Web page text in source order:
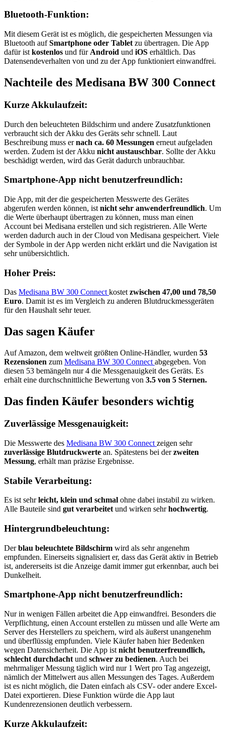
Bluetooth-Funktion:
Mit diesem Gerät ist es möglich, die gespeicherten Messungen via
Bluetooth aufSmartphone oder Tablet zu übertragen. Die App
dafür ist kostenlos und für Android und iOS erhältlich. Das
Datensendeverhalten von und zu der App funktioniert einwandfrei.
Nachteile des Medisana BW 300 Connect
Kurze Akkulaufzeit:
Durch den beleuchteten Bildschirm und andere Zusatzfunktionen
verbraucht sich der Akku des Geräts sehr schnell. Laut
Beschreibung muss ernach ca. 60 Messungen erneut aufgeladen
werden. Zudem ist der Akku nicht austauschbar. Sollte der Akku
beschädigt werden, wird das Gerät dadurch unbrauchbar.
Smartphone-App nicht benutzerfreundlich:
Die App, mit der die gespeicherten Messwerte des Gerätes
abgerufen werden können, ist nicht sehr anwenderfreundlich. Um
die Werte überhaupt übertragen zu können, muss man einen
Account bei Medisana erstellen und sich registrieren. Alle Werte
werden dadurch auch in der Cloud von Medisana gespeichert. Viele
der Symbole in der App werden nicht erklärt und die Navigation ist
sehr unübersichtlich.
Hoher Preis:
Das Medisana BW 300 Connectkostetzwischen 47,00 und 78,50
Euro. Damit ist es im Vergleich zu anderen Blutdruckmessgeräten
für den Haushalt sehr teuer.
Das sagen Käufer
Auf Amazon, dem weltweit größten Online-Händler, wurden 53
Rezensionen zum Medisana BW 300 Connect abgegeben. Von
diesen 53 bemängeln nur 4 die Messgenauigkeit des Geräts. Es
erhält eine durchschnittliche Bewertung von 3.5 von 5 Sternen.
Das finden Käufer besonders wichtig
Zuverlässige Messgenauigkeit:
Die Messwerte des Medisana BW 300 Connect zeigen sehr
zuverlässige Blutdruckwerte an. Spätestens bei derzweiten
Messung, erhält man präzise Ergebnisse.
Stabile Verarbeitung:
Es ist sehrleicht, klein und schmal ohne dabei instabil zu wirken.
Alle Bauteile sind gut verarbeitet und wirken sehrhochwertig.
Hintergrundbeleuchtung:
Derblau beleuchtete Bildschirm wird als sehr angenehm
empfunden. Einerseits signalisiert er, dass das Gerät aktiv in Betrieb
ist, andererseits ist die Anzeige damit immer gut erkennbar, auch bei
Dunkelheit.
Smartphone-App nicht benutzerfreundlich:
Nur in wenigen Fällen arbeitet die App einwandfrei. Besonders die
Verpflichtung, einen Account erstellen zu müssen und alle Werte am
Server des Herstellers zu speichern, wird als äußerst unangenehm
und überflüssig empfunden. Viele Käufer haben hier Bedenken
wegen Datensicherheit. Die App ist nicht benutzerfreundlich,
schlecht durchdacht und schwer zu bedienen. Auch bei
mehrmaliger Messung täglich wird nur 1 Wert pro Tag angezeigt,
nämlich der Mittelwert aus allen Messungen des Tages. Außerdem
ist es nicht möglich, die Daten einfach als CSV- oder andere Excel-
Datei exportieren. Diese Funktion würde die App laut
Kundenrezensionen deutlich verbessern.
Kurze Akkulaufzeit: